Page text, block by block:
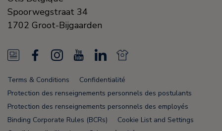
Spoorwegstraat 34
1702 Groot-Bijgaarden
N
e
w
s
F
c
e
b
I
s
t
a
u
T
u
L
i
n
k
e
N
w
s
F
Terms & Conditions
Confidentialité
Protection des renseignements personnels des postulants
Protection des renseignements personnels des employés
Binding Corporate Rules (BCRs)
Cookie List and Settings